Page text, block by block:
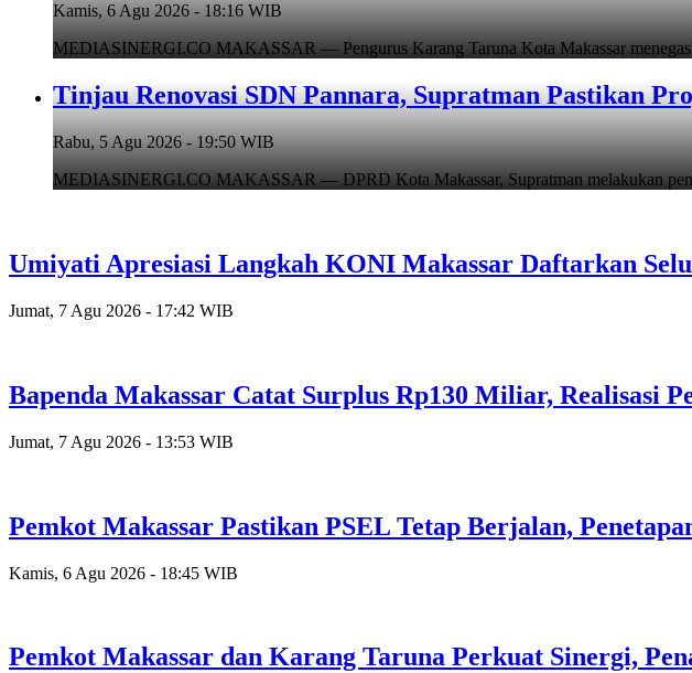
Kamis, 6 Agu 2026 - 18:16 WIB
MEDIASINERGI.CO MAKASSAR — Pengurus Karang Taruna Kota Makassar
Tinjau Renovasi SDN Pannara, Supratman Pastikan
Rabu, 5 Agu 2026 - 19:50 WIB
MEDIASINERGI.CO MAKASSAR — DPRD Kota Makassar, Supratman melakukan
Umiyati Apresiasi Langkah KONI Makassar Daftarkan
Jumat, 7 Agu 2026 - 17:42 WIB
Bapenda Makassar Catat Surplus Rp130 Miliar, Realisasi
Jumat, 7 Agu 2026 - 13:53 WIB
Pemkot Makassar Pastikan PSEL Tetap Berjalan,
Kamis, 6 Agu 2026 - 18:45 WIB
Pemkot Makassar dan Karang Taruna Perkuat Sinergi,